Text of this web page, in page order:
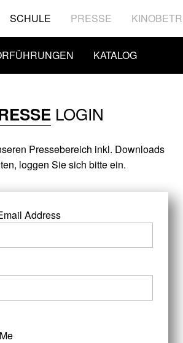
SCHULE PRESSE
KATALOG
LOGIN
Pressebereich inkl. Downloads
loggen Sie sich bitte ein.
Address